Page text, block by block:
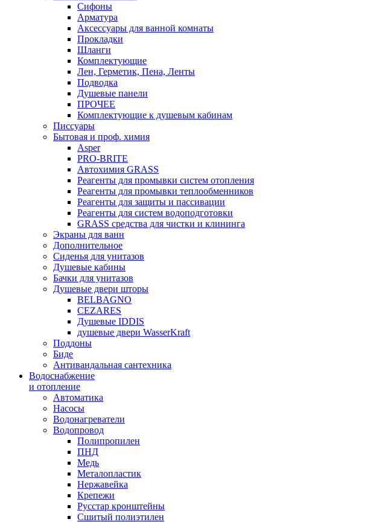
Сифоны
Арматура
Аксессуары для ванной комнаты
Прокладки
Шланги
Комплектующие
Лен, Герметик, Пена, Ленты
Подводка
Душевые панели
ПРОЧЕЕ
Комплектующие к душевым кабинам
Писсуары
Бытовая и проф. химия
Asper
PRO-BRITE
Автохимия GRASS
Реагенты для промывки систем отопления
Реагенты для промывки теплообменников
Реагенты для защиты и пассивации
Реагенты для систем водоподготовки
GRASS средства для чистки и клининга
Экраны для ванн
Дополнительное
Сиденья для унитазов
Душевые кабины
Бачки для унитазов
Душевые двери шторы
BELBAGNO
CEZARES
Душевые IDDIS
душевые двери WasserKraft
Поддоны
Биде
Антивандальная сантехника
Водоснабжение
и отопление
Автоматика
Насосы
Водонагреватели
Водопровод
Полипропилен
ПНД
Медь
Металопластик
Нержавейка
Крепежи
Русстар кронштейны
Сшитый полиэтилен